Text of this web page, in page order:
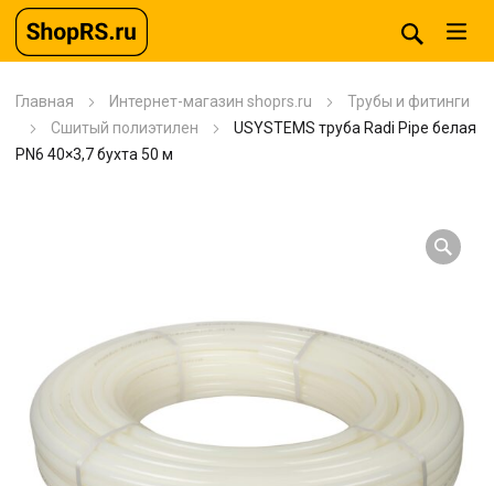
Главная Интернет-магазин shoprs.ru
Трубы и фитинги
Сшитый полиэтилен
USYSTEMS труба Radi Pipe белая
PN6 40×3,7 бухта 50 м